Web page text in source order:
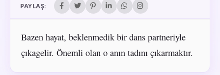
PAYLAŞ:
Bazen hayat, beklenmedik bir dans partneriyle
çıkagelir. Önemli olan o anın tadını çıkarmaktır.